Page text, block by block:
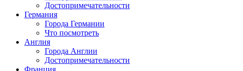
Достопримечательности
Германия
Города Германии
Что посмотреть
Англия
Города Англии
Достопримечательности
Франция